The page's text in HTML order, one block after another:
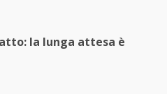
la lunga attesa è